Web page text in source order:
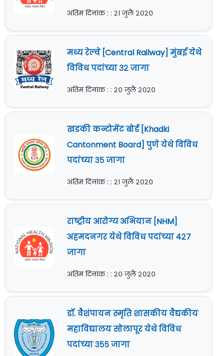
अंतिम दिनांक : : २१ जुलै २०२०
मध्य रेल्वे [Central Railway] मुंबई येथे
विविध पदांच्या ३२ जागा
अंतिम दिनांक : : २० जुलै २०२०
खडकी कन्टोमेंट बोर्ड [Khadki
Cantonment Board] पुणे येथे विविध
पदांच्या ३५ जागा
अंतिम दिनांक : : २१ जुलै २०२०
राष्ट्रीय आरोग्य अभियान [NHM]
अहमदनगर येथे विविध पदांच्या ४२७
जागा
अंतिम दिनांक : : २० जुलै २०२०
डॉ. वैशंपायन स्मृति शासकीय वैद्यकीय
महाविद्यालय सोलापूर येथे विविध
पदांच्या ३५५ जागा